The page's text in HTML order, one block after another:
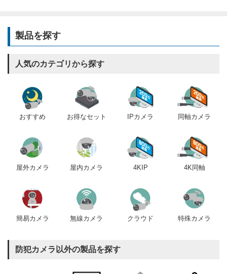
製品を探す
人気のカテゴリから探す
おすすめ お得なセット IPカメラ 同軸カメラ
屋外カメラ 屋内カメラ 4KIP 4K同軸
簡易カメラ 無線カメラ クラウド 特殊カメラ
防犯カメラ以外の製品を探す